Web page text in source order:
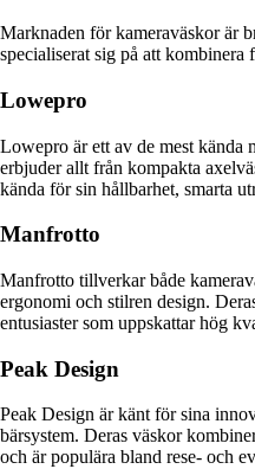
Marknaden för kameraväskor är
specialiserat sig på att kombinera
Lowepro
Lowepro är ett av de mest kända
erbjuder allt från kompakta
kända för sin hållbarhet, smarta
Manfrotto
Manfrotto tillverkar både
ergonomi och stilren design.
entusiaster som uppskattar hög
Peak Design
Peak Design är känt för sina
bärsystem. Deras väskor
och är populära bland rese- och